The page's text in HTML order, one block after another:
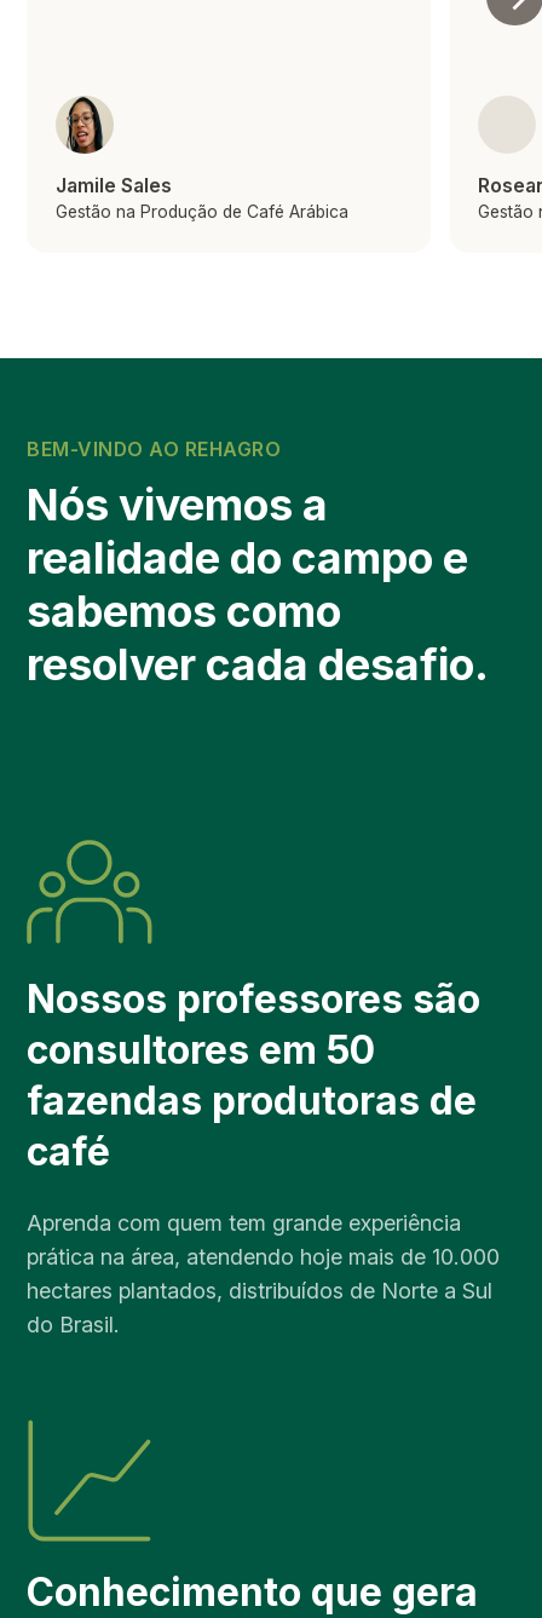
Jamile Sales
Gestão na Produção de Café Arábica Gestão
BEM-VINDO AO REHAGRO
Nós vivemos a
realidade do campo e
sabemos como
resolver cada desafio.
Nossos professores são
consultores em 50
fazendas produtoras de
café
Aprenda com quem tem grande experiência
prática na área, atendendo hoje mais de 10.000
hectares plantados, distribuídos de Norte a Sul
do Brasil.
Conhecimento que gera